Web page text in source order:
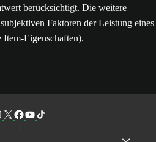
berücksichtigt. Die weitere
Faktoren der Leistung eines
Eigenschaften).